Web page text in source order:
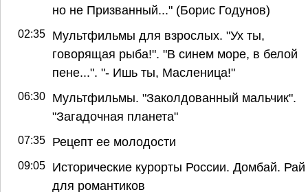
но не Призванный..." (Борис Годунов)
02:35
Мультфильмы для взрослых. "Ух ты,
говорящая рыба!". "В синем море, в белой
пене...". "- Ишь ты, Масленица!"
06:30
Мультфильмы. "Заколдованный мальчик".
"Загадочная планета"
07:35 Рецепт ее молодости
09:05
Исторические курорты России. Домбай. Рай
для романтиков